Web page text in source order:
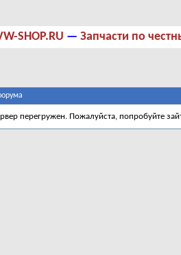
SHOP.RU — Запчасти по
перегружен. Пожалуйста, попробуйте